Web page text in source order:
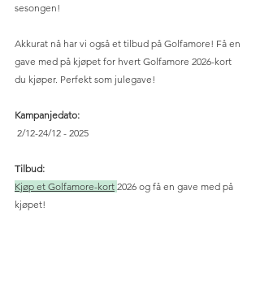
sesongen!
Akkurat nå har vi også et tilbud på Golfamore! Få en
gave med på kjøpet for hvert Golfamore 2026-kort
du kjøper. Perfekt som julegave!
Kampanjedato:
2/12-24/12 - 2025
Tilbud:
Kjøp et Golfamore-kort 2026 og få en gave med på
kjøpet!